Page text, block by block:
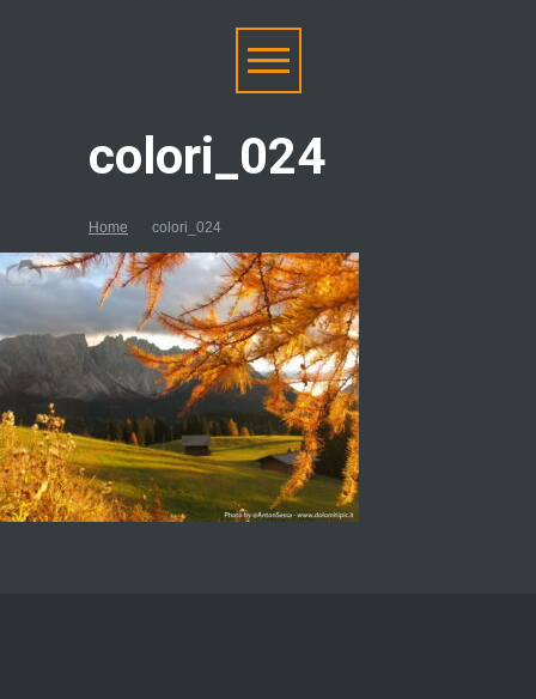
colori_024
Home colori_024